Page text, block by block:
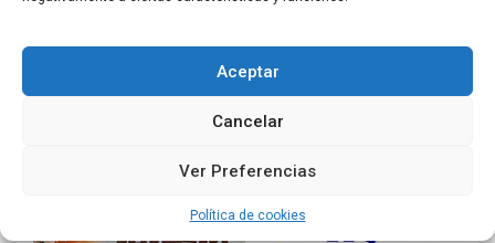
Aceptar
Cancelar
Ver Preferencias
Política de cookies